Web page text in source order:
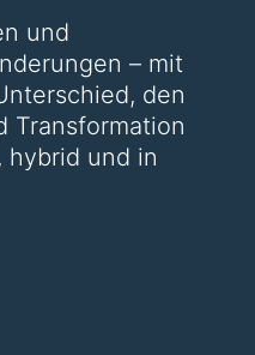
und
– mit
den
Transformation
hybrid und in